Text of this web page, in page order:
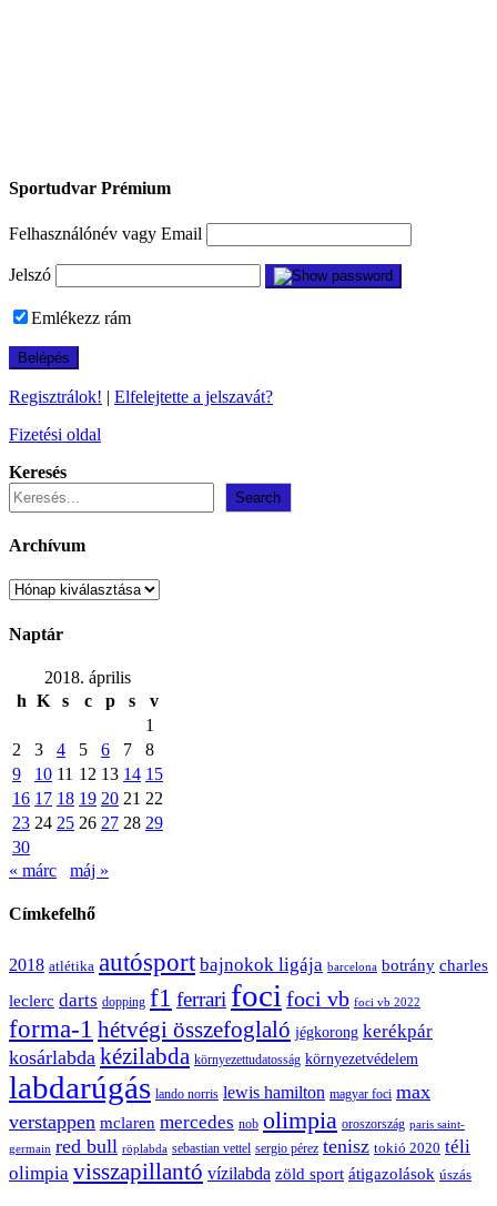
Sportudvar Prémium
Felhasználónév vagy Email
Jelszó
Emlékezz rám
Regisztrálok! | Elfelejtette a jelszavát?
Fizetési oldal
Keresés
Search
Archívum
Archívum
Naptár
2018. április
h K s c p s
v
1
2
3 4 5 6 7
8
9
10 11 12 13 14 15
16 17 18 19 20 21 22
23 24 25 26 27 28 29
30
« márc
máj »
Címkefelhő
2018 atlétika autósport bajnokok ligája barcelona botrány charles
leclerc darts dopping f1 ferrari foci foci vb foci vb 2022
forma-1 hétvégi összefoglaló jégkorong kerékpár
kosárlabda kézilabda környezettudatosság környezetvédelem
labdarúgás lando norris lewis hamilton magyar foci max
verstappen mclaren mercedes nob olimpia oroszország paris saint-
germain red bull röplabda sebastian vettel sergio pérez tenisz tokió 2020 téli
olimpia visszapillantó vízilabda zöld sport átigazolások úszás